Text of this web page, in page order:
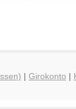
| Girokonto |